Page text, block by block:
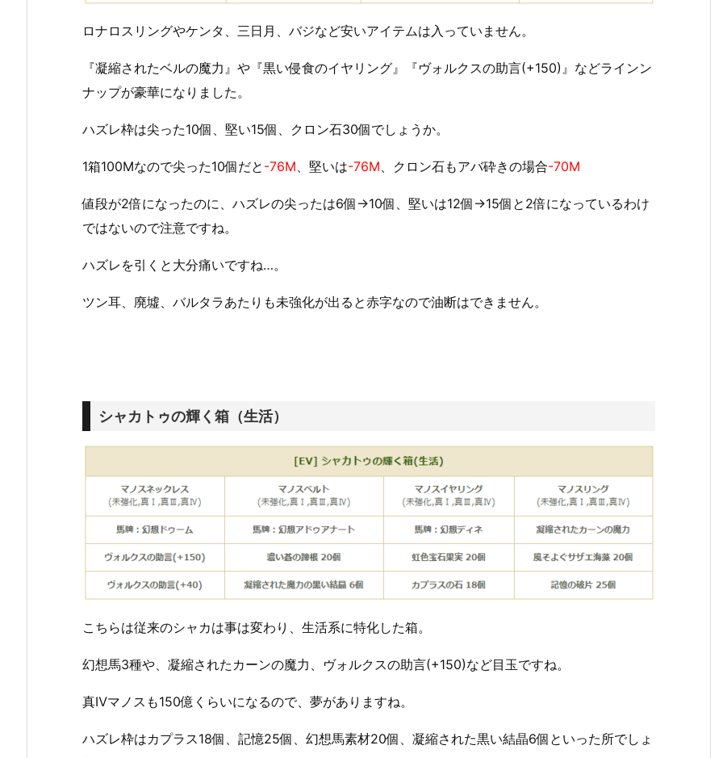
ロナロスリングやケンタ、三日月、バジなど安いアイテムは入っていません。
『凝縮されたベルの魔力』や『黒い侵食のイヤリング』『ヴォルクスの助言(+150)』などラインン
ナップが豪華になりました。
ハズレ枠は尖った10個、堅い15個、クロン石30個でしょうか。
1箱100Mなので尖った10個だと -76M、堅いは-76M、クロン石もアバ砕きの場合-70M
値段が2倍になったのに、ハズレの尖ったは6個→10個、堅いは12個→15個と2倍になっているわけ
ではないので注意ですね。
ハズレを引くと大分痛いですね…。
ツン耳、廃墟、バルタラあたりも未強化が出ると赤字なので油断はできません。
シャカトゥの輝く箱（生活）
こちらは従来のシャカは事は変わり、生活系に特化した箱。
幻想馬3種や、凝縮されたカーンの魔力、ヴォルクスの助言(+150)など目玉ですね。
真Ⅳマノスも150億くらいになるので、夢がありますね。
ハズレ枠はカプラス18個、記憶25個、幻想馬素材20個、凝縮された黒い結晶6個といった所でしょ